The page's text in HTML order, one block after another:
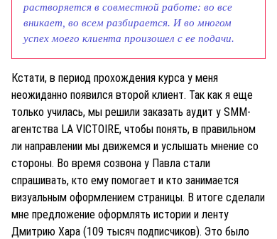
растворяется в совместной работе: во все
вникает, во всем разбирается. И во многом
успех моего клиента произошел с ее подачи.
Кстати, в период прохождения курса у меня
неожиданно появился второй клиент. Так как я еще
только училась, мы решили заказать аудит у SMM-
агентства LA VICTOIRE, чтобы понять, в правильном
ли направлении мы движемся и услышать мнение со
стороны. Во время созвона у Павла стали
спрашивать, кто ему помогает и кто занимается
визуальным оформлением страницы. В итоге сделали
мне предложение оформлять истории и ленту
Дмитрию Хара (109 тысяч подписчиков). Это было